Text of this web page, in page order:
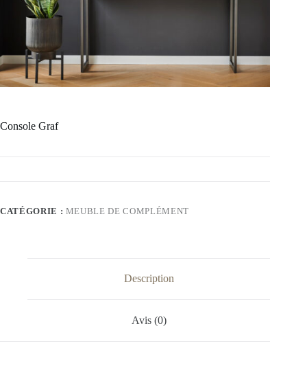
Console Graf
CATÉGORIE : MEUBLE DE COMPLÉMENT
Description
Avis (0)